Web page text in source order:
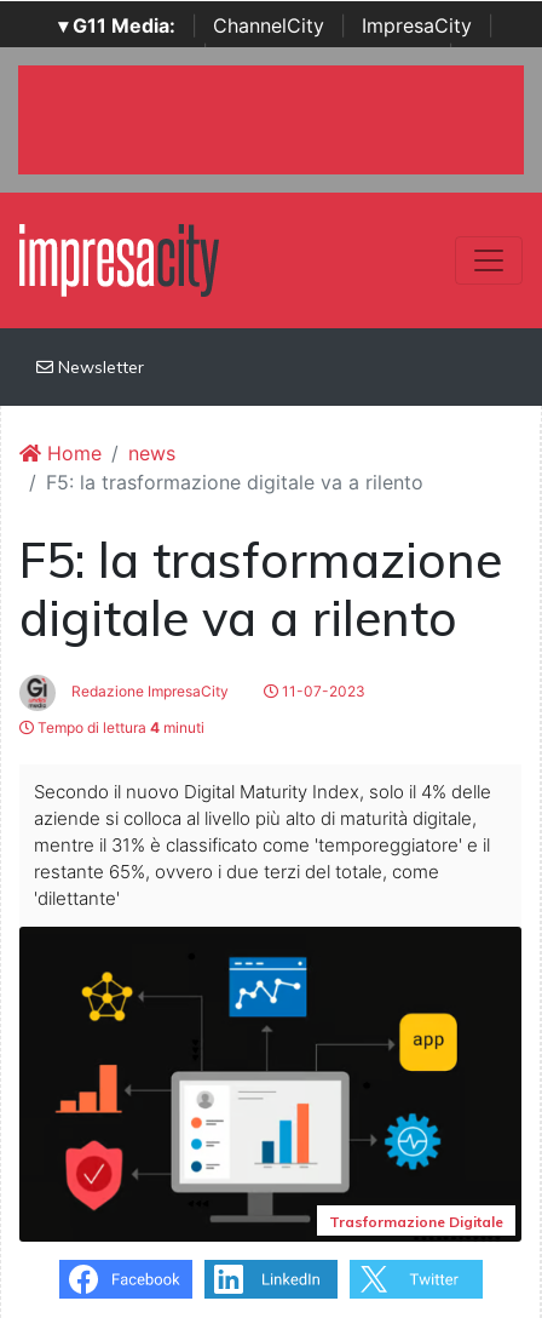
▾ G11 Media: ChannelCity ImpresaCity
SecurityOpenLab | Italian Channel Awards | Italian
Newsletter
Home
news
F5: la trasformazione digitale va a rilento
F5: la trasformazione
digitale va a rilento
Redazione ImpresaCity
11-07-2023
Tempo di lettura 4 minuti
Secondo il nuovo Digital Maturity Index, solo il 4% delle
aziende si colloca al livello più alto di maturità digitale,
mentre il 31% è classificato come 'temporeggiatore' e il
restante 65%, ovvero i due terzi del totale, come
'dilettante'
Trasformazione Digitale